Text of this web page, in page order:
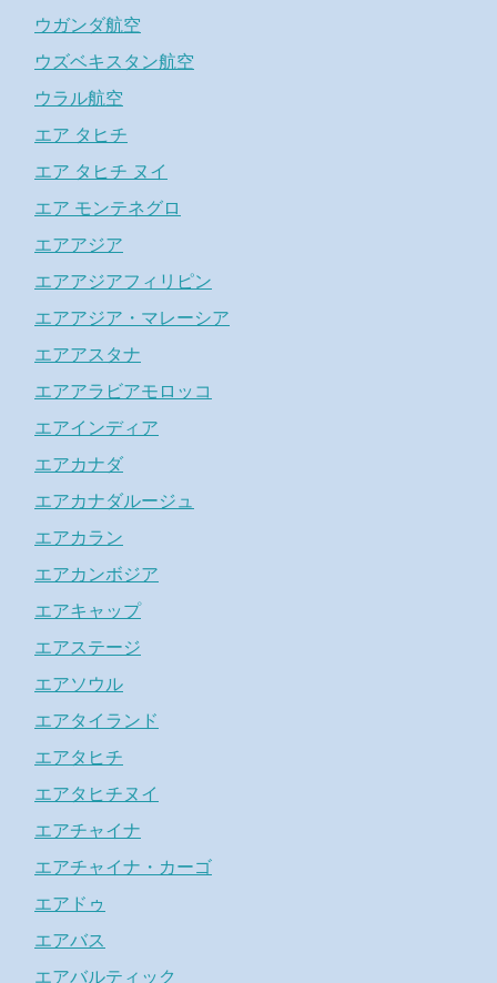
ウガンダ航空
ウズベキスタン航空
ウラル航空
エア タヒチ
エア タヒチ ヌイ
エア モンテネグロ
エアアジア
エアアジアフィリピン
エアアジア・マレーシア
エアアスタナ
エアアラビアモロッコ
エアインディア
エアカナダ
エアカナダルージュ
エアカラン
エアカンボジア
エアキャップ
エアステージ
エアソウル
エアタイランド
エアタヒチ
エアタヒチヌイ
エアチャイナ
エアチャイナ・カーゴ
エアドゥ
エアバス
エアバルティック